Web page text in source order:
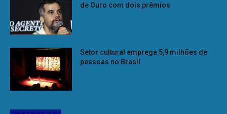
de Ouro com dois prêmios
Setor cultural emprega 5,9 milhões de
pessoas no Brasil